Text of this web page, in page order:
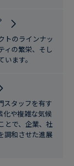
トのラインナッ
ィの繁栄、そし
ます。
スタッフを有す
化や複雑な気候
とで、企業、社
調和させた進展